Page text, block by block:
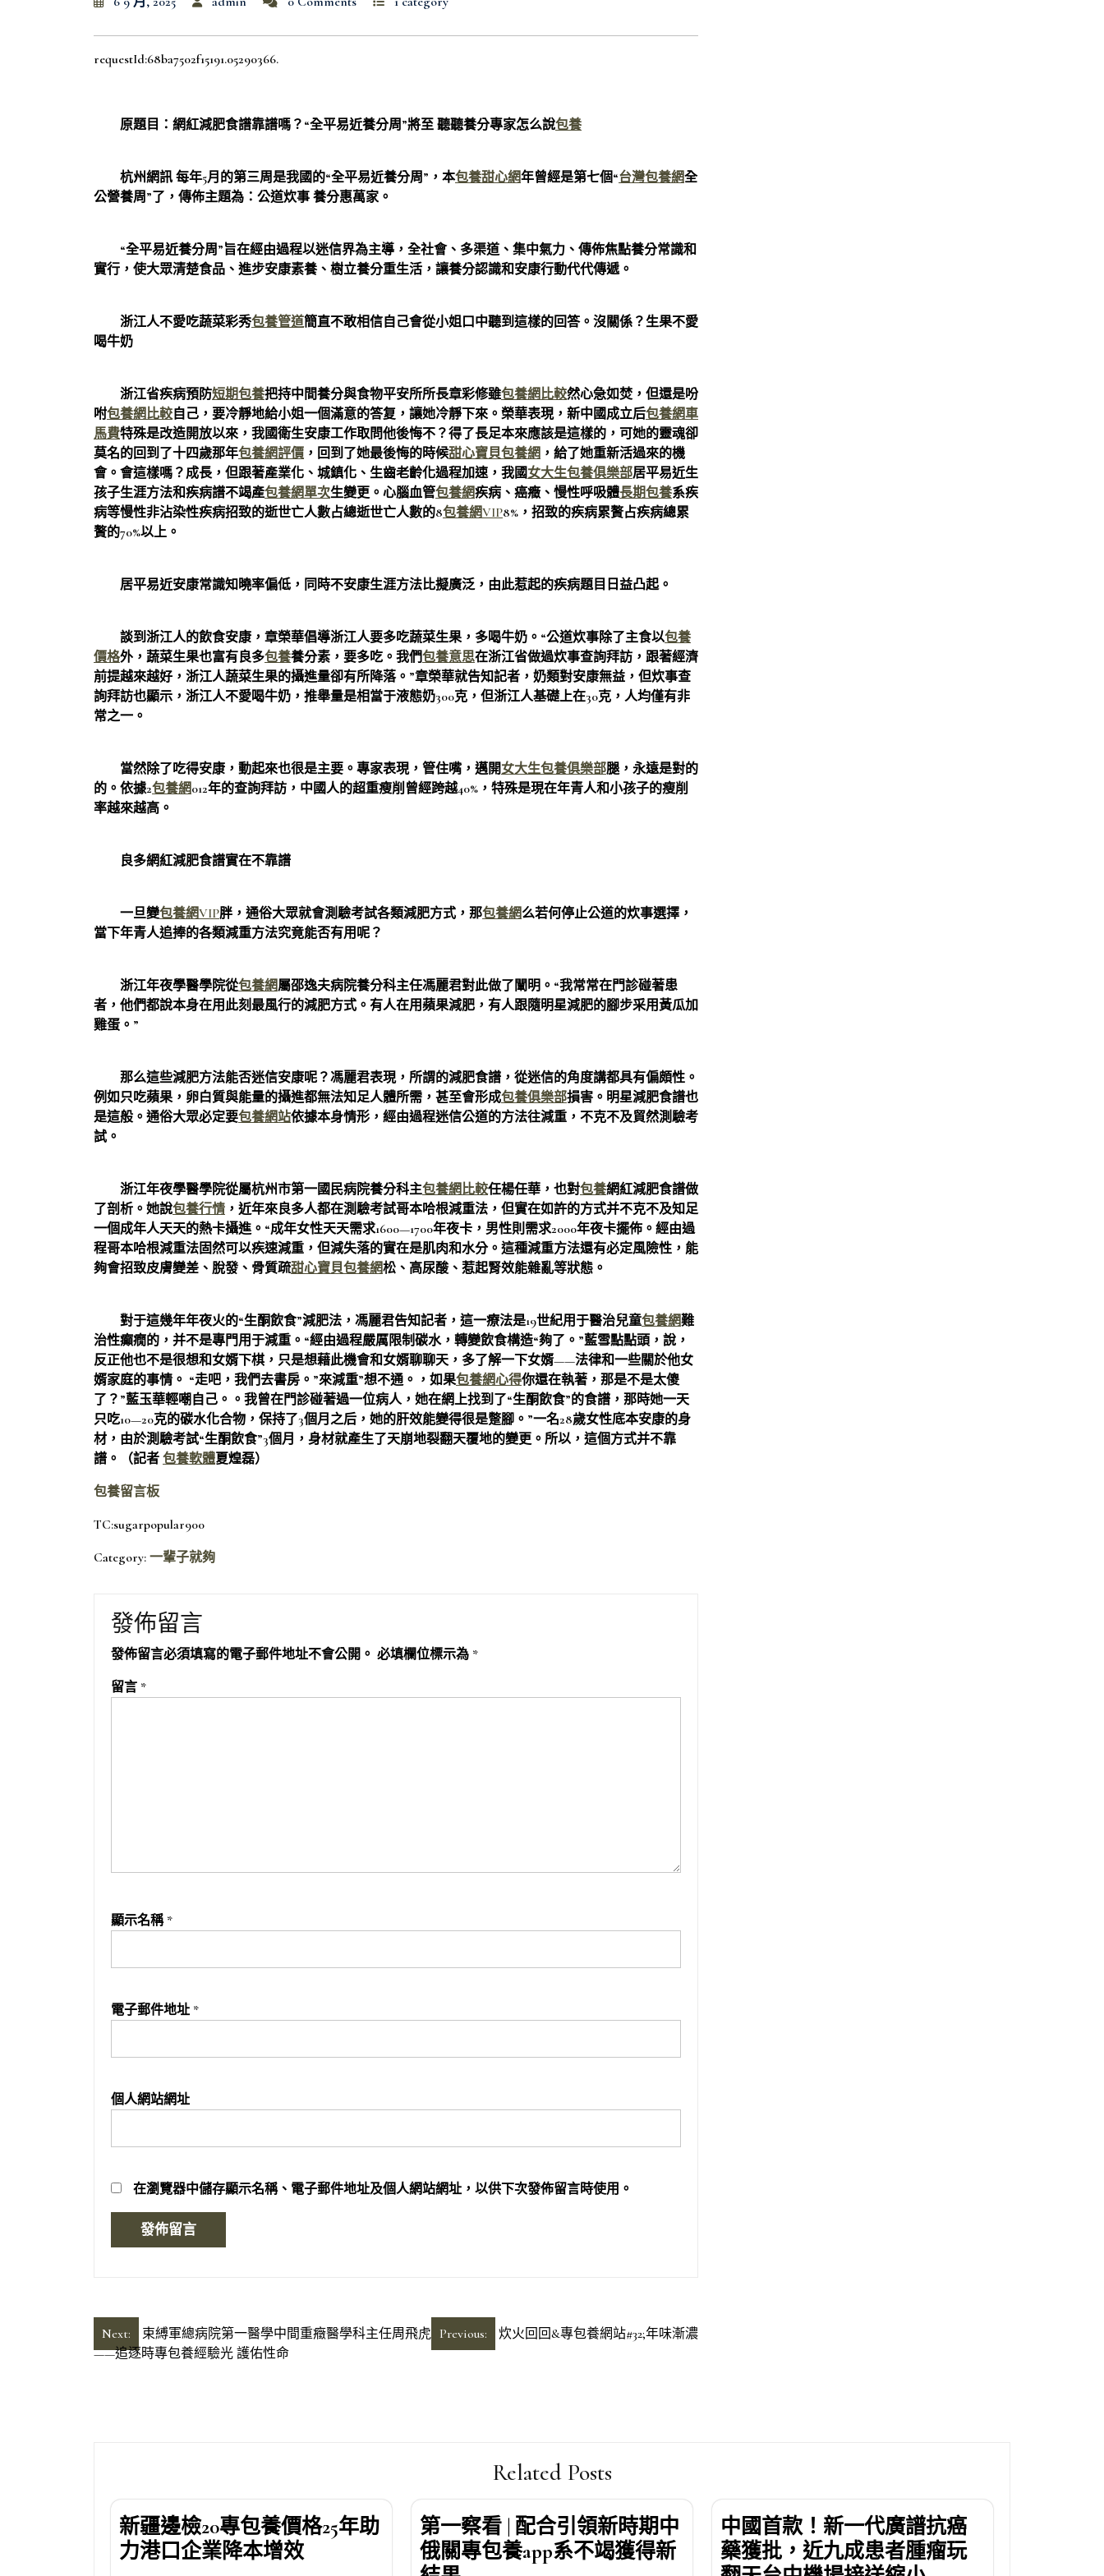
requestId:68ba7502f15191.05290366.
原題目：網紅減肥食譜靠譜嗎？“全平易近養分周”將至 聽聽養分專家怎么說包養
杭州網訊 每年5月的第三周是我國的“全平易近養分周”，本包養甜心網年曾經是第七個“台灣包養網全
公營養周”了，傳佈主題為：公道炊事 養分惠萬家。
“全平易近養分周”旨在經由過程以迷信界為主導，全社會、多渠道、集中氣力、傳佈焦點養分常識和
實行，使大眾清楚食品、進步安康素養、樹立養分重生活，讓養分認識和安康行動代代傳遞。
浙江人不愛吃蔬菜彩秀包養管道簡直不敢相信自己會從小姐口中聽到這樣的回答。沒關係？生果不愛
喝牛奶
浙江省疾病預防短期包養把持中間養分與食物平安所所長章彩修雖包養網比較然心急如焚，但還是吩
咐包養網比較自己，要冷靜地給小姐一個滿意的答复，讓她冷靜下來。榮華表現，新中國成立后包養網車
馬費特殊是改造開放以來，我國衛生安康工作取問他後悔不？得了長足本來應該是這樣的，可她的靈魂卻
莫名的回到了十四歲那年包養網評價 ，回到了她最後悔的時候甜心寶貝包養網 ，給了她重新活過來的機
會。會這樣嗎？成長，但跟著產業化、城鎮化、生齒老齡化過程加速，我國女大生包養俱樂部居平易近生
孩子生涯方法和疾病譜不竭產包養網單次生變更。心腦血管包養網疾病、癌癥、慢性呼吸體長期包養系疾
病等慢性非沾染性疾病招致的逝世亡人數占總逝世亡人數的8包養網VIP8%，招致的疾病累贅占疾病總累
贅的70%以上。
居平易近安康常識知曉率偏低，同時不安康生涯方法比擬廣泛，由此惹起的疾病題目日益凸起。
談到浙江人的飲食安康，章榮華倡導浙江人要多吃蔬菜生果，多喝牛奶。“公道炊事除了主食以包養
價格外，蔬菜生果也富有良多包養養分素，要多吃。我們包養意思在浙江省做過炊事查詢拜訪，跟著經濟
前提越來越好，浙江人蔬菜生果的攝進量卻有所降落。”章榮華就告知記者，奶類對安康無益，但炊事查
詢拜訪也顯示，浙江人不愛喝牛奶，推舉量是相當于液態奶300克，但浙江人基礎上在30克，人均僅有非
常之一。
當然除了吃得安康，動起來也很是主要。專家表現，管住嘴，邁開女大生包養俱樂部腿，永遠是對的
的。依據2包養網012年的查詢拜訪，中國人的超重瘦削曾經跨越40%，特殊是現在年青人和小孩子的瘦削
率越來越高。
良多網紅減肥食譜實在不靠譜
一旦變包養網VIP胖，通俗大眾就會測驗考試各類減肥方式，那包養網么若何停止公道的炊事選擇，
當下年青人追捧的各類減重方法究竟能否有用呢？
浙江年夜學醫學院從包養網屬邵逸夫病院養分科主任馮麗君對此做了闡明。“我常常在門診碰著患
者，他們都說本身在用此刻最風行的減肥方式。有人在用蘋果減肥，有人跟隨明星減肥的腳步采用黃瓜加
雞蛋。”
那么這些減肥方法能否迷信安康呢？馮麗君表現，所謂的減肥食譜，從迷信的角度講都具有偏頗性。
例如只吃蘋果，卵白質與能量的攝進都無法知足人體所需，甚至會形成包養俱樂部損害。明星減肥食譜也
是這般。通俗大眾必定要包養網站依據本身情形，經由過程迷信公道的方法往減重，不克不及貿然測驗考
試。
浙江年夜學醫學院從屬杭州市第一國民病院養分科主包養網比較任楊任華，也對包養網紅減肥食譜做
了剖析。她說包養行情 ，近年來良多人都在測驗考試哥本哈根減重法，但實在如許的方式并不克不及知足
一個成年人天天的熱卡攝進。“成年女性天天需求1600—1700年夜卡，男性則需求2000年夜卡擺佈。經由過
程哥本哈根減重法固然可以疾速減重，但減失落的實在是肌肉和水分。這種減重方法還有必定風險性，能
夠會招致皮膚變差、脫發、骨質疏甜心寶貝包養網松、高尿酸、惹起腎效能雜亂等狀態。
對于這幾年年夜火的“生酮飲食”減肥法，馮麗君告知記者，這一療法是19世紀用于醫治兒童包養網難
治性癲癇的，并不是專門用于減重。“經由過程嚴厲限制碳水，轉變飲食構造“夠了。”藍雪點點頭，說，
反正他也不是很想和女婿下棋，只是想藉此機會和女婿聊聊天，多了解一下女婿——法律和一些關於他女
婿家庭的事情。 “走吧，我們去書房。”來減重”想不通。，如果包養網心得你還在執著，那是不是太傻
了？”藍玉華輕嘲自己。。我曾在門診碰著過一位病人，她在網上找到了“生酮飲食”的食譜，那時她一天
只吃10—20克的碳水化合物，保持了3個月之后，她的肝效能變得很是蹩腳。”一名28歲女性底本安康的身
材，由於測驗考試“生酮飲食”3個月，身材就產生了天崩地裂翻天覆地的變更。所以，這個方式并不靠
譜。（記者 包養軟體夏煌磊）
包養留言板
TC:sugarpopular900
Category: 一輩子就夠
發佈留言
發佈留言必須填寫的電子郵件地址不會公開。 必填欄位標示為 *
留言 *
顯示名稱 *
電子郵件地址 *
個人網站網址
在瀏覽器中儲存顯示名稱、電子郵件地址及個人網站網址，以供下次發佈留言時使用。
文
章
Previous: 炊火回回&專包養網站#32;年味漸濃
Next:
束縛軍總病院第一醫學中間重癥醫學科主任周飛虎
——追逐時專包養經驗光 護佑性命
Related Posts
新疆邊檢20專包養價格25年助
力港口企業降本增效
第一察看 | 配合引領新時期中
俄關專包養app系不竭獲得新
中國首款！新一代廣譜抗癌
藥獲批，近九成患者腫瘤玩